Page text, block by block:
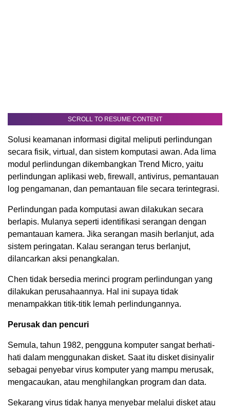
SCROLL TO RESUME CONTENT
Solusi keamanan informasi digital meliputi perlindungan
secara fisik, virtual, dan sistem komputasi awan. Ada lima
modul perlindungan dikembangkan Trend Micro, yaitu
perlindungan aplikasi web, firewall, antivirus, pemantauan
log pengamanan, dan pemantauan file secara terintegrasi.
Perlindungan pada komputasi awan dilakukan secara
berlapis. Mulanya seperti identifikasi serangan dengan
pemantauan kamera. Jika serangan masih berlanjut, ada
sistem peringatan. Kalau serangan terus berlanjut,
dilancarkan aksi penangkalan.
Chen tidak bersedia merinci program perlindungan yang
dilakukan perusahaannya. Hal ini supaya tidak
menampakkan titik-titik lemah perlindungannya.
Perusak dan pencuri
Semula, tahun 1982, pengguna komputer sangat berhati-
hati dalam menggunakan disket. Saat itu disket disinyalir
sebagai penyebar virus komputer yang mampu merusak,
mengacaukan, atau menghilangkan program dan data.
Sekarang virus tidak hanya menyebar melalui disket atau